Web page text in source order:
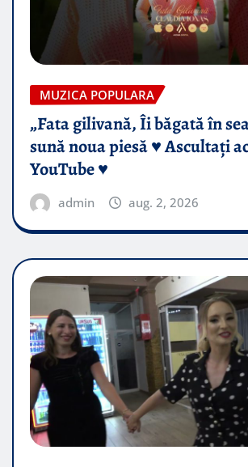
MUZICA POPULARA
„Fata gilivană, Îi băgată în
sună noua piesă ♥️ Ascultați
YouTube ♥️
admin aug. 2, 2026